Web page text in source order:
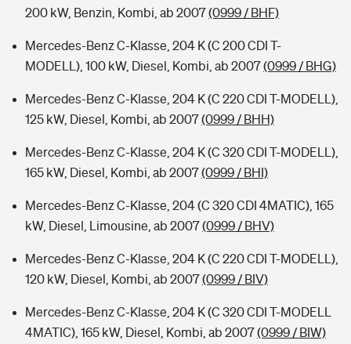
200 kW, Benzin, Kombi, ab 2007(0999 / BHF)
Mercedes-Benz C-Klasse, 204 K (C 200 CDI T-
MODELL), 100 kW, Diesel, Kombi, ab 2007(0999 / BHG)
Mercedes-Benz C-Klasse, 204 K (C 220 CDI T-MODELL),
125 kW, Diesel, Kombi, ab 2007(0999 / BHH)
Mercedes-Benz C-Klasse, 204 K (C 320 CDI T-MODELL),
165 kW, Diesel, Kombi, ab 2007(0999 / BHI)
Mercedes-Benz C-Klasse, 204 (C 320 CDI 4MATIC), 165
kW, Diesel, Limousine, ab 2007(0999 / BHV)
Mercedes-Benz C-Klasse, 204 K (C 220 CDI T-MODELL),
120 kW, Diesel, Kombi, ab 2007(0999 / BIV)
Mercedes-Benz C-Klasse, 204 K (C 320 CDI T-MODELL
4MATIC), 165 kW, Diesel, Kombi, ab 2007(0999 / BIW)